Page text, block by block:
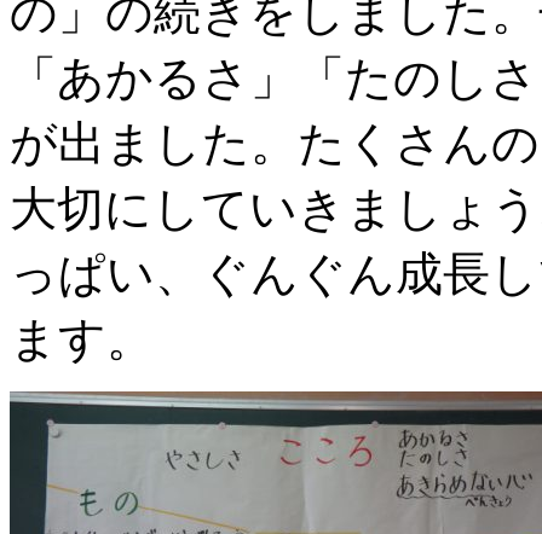
の」の続きをしました
「あかるさ」「たのし
が出ました。たくさん
大切にしていきましょ
っぱい、ぐんぐん成長
ます。